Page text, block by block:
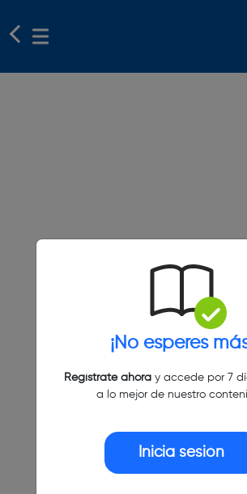
¡No esperes
Regístrate ahoray accede por 7
a lo mejor de nuestro
Inicia sesión